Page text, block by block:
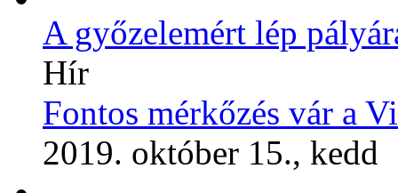
A győzelemért lép
Hír
Fontos mérkőzés vár a
2019. október 15., kedd